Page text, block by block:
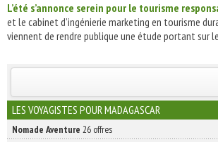
L’été s’annonce serein pour le tourisme
et le cabinet d’ingénierie marketing en tourisme
viennent de rendre publique une étude portant sur
INSCRIVEZ-VOUS | ABONNEZ-VOUS
LES VOYAGISTES POUR MADAGASCAR
Nomade Aventure 26 offres